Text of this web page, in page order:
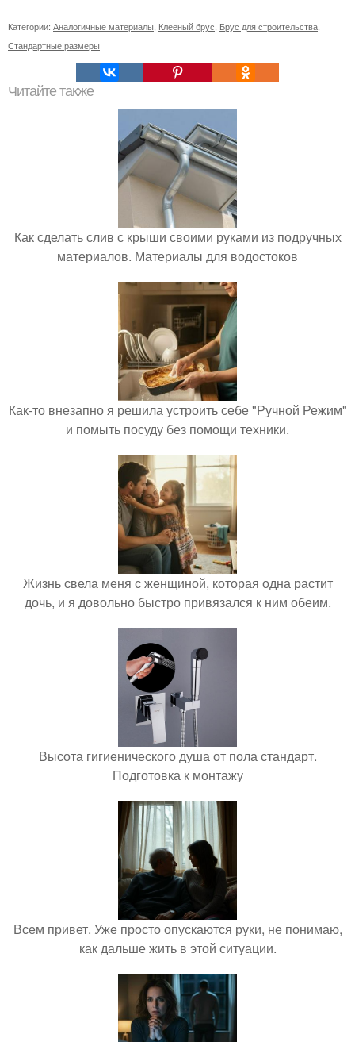
Категории: Аналогичные материалы Клееный брус Брус для строительства
Стандартные размеры
Читайте также
Как сделать слив с крыши своими руками из подручных
материалов. Материалы для водостоков
Как-то внезапно я решила устроить себе "Ручной Режим"
и помыть посуду без помощи техники.
Жизнь свела меня с женщиной, которая одна растит
дочь, и я довольно быстро привязался к ним обеим.
Высота гигиенического душа от пола стандарт.
Подготовка к монтажу
Всем привет. Уже просто опускаются руки, не понимаю,
как дальше жить в этой ситуации.